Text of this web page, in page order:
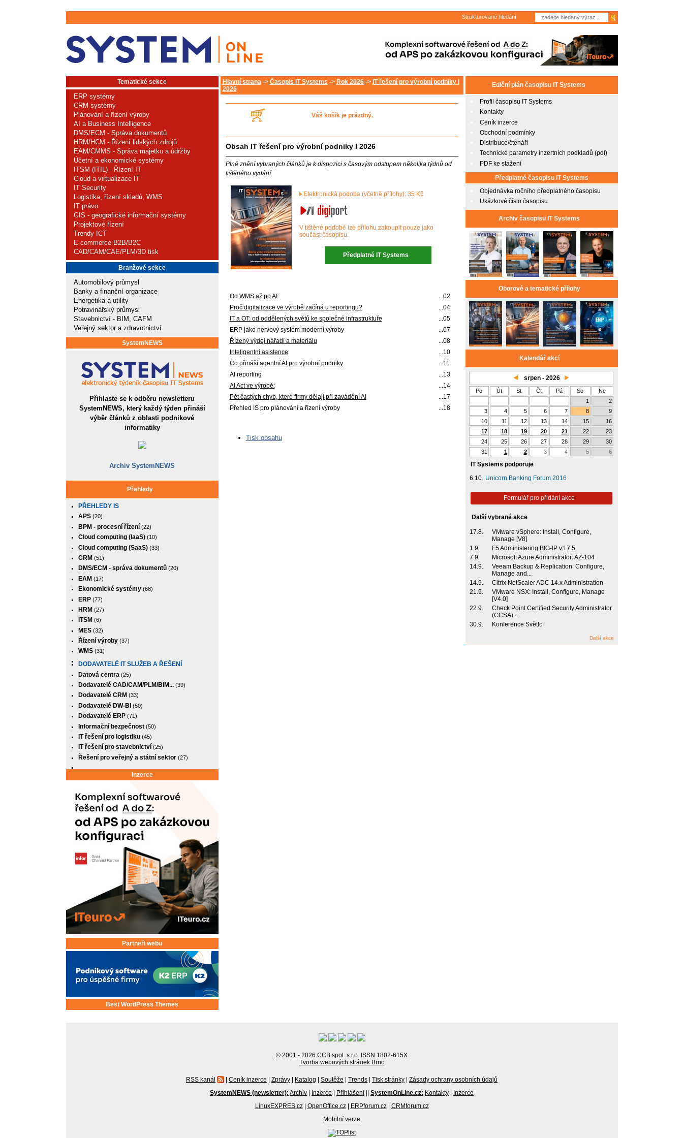
Strukturované hledání
Tematické sekce
ERP systémy
CRM systémy
Plánování a řízení výroby
AI a Business Intelligence
DMS/ECM - Správa dokumentů
HRM/HCM - Řízení lidských zdrojů
EAM/CMMS - Správa majetku a údržby
Účetní a ekonomické systémy
ITSM (ITIL) - Řízení IT
Cloud a virtualizace IT
IT Security
Logistika, řízení skladů, WMS
IT právo
GIS - geografické informační systémy
Projektové řízení
Trendy ICT
E-commerce B2B/B2C
CAD/CAM/CAE/PLM/3D tisk
Branžové sekce
Automobilový průmysl
Banky a finanční organizace
Energetika a utility
Potravinářský průmysl
Stavebnictví - BIM, CAFM
Veřejný sektor a zdravotnictví
SystemNEWS
Přihlaste se k odběru newsletteru
SystemNEWS, který každý týden přináší
výběr článků z oblasti podnikové
informatiky
Archiv SystemNEWS
Přehledy
PŘEHLEDY IS
APS(20)
BPM - procesní řízení(22)
Cloud computing (IaaS)(10)
Cloud computing (SaaS)(33)
CRM (51)
DMS/ECM - správa dokumentů(20)
EAM (17)
Ekonomické systémy(68)
ERP(77)
HRM (27)
ITSM (6)
MES(32)
Řízení výroby(37)
WMS(31)
DODAVATELÉ IT SLUŽEB A ŘEŠENÍ
Datová centra (25)
Dodavatelé CAD/CAM/PLM/BIM...(39)
Dodavatelé CRM (33)
Dodavatelé DW-BI (50)
Dodavatelé ERP(71)
Informační bezpečnost(50)
IT řešení pro logistiku(45)
IT řešení pro stavebnictví(25)
Řešení pro veřejný a státní sektor(27)
Inzerce
Partneři webu
Best WordPress Themes
Hlavní strana-> Časopis IT Systems -> Rok 2026-> IT řešení pro výrobní podniky I
2026
Váš košík je prázdný.
Obsah IT řešení pro výrobní podniky I 2026
Plné znění vybraných článků je k dispozici s časovým odstupem několika týdnů od
tištěného vydání.
Elektronická podoba (včetně přílohy): 35 Kč
V tištěné podobě lze přílohu zakoupit pouze jako
součást časopisu.
Předplatné IT Systems
Od WMS až po AI:
...02
Proč digitalizace ve výrobě začíná u reportingu?
...04
IT a OT: od oddělených světů ke společné infrastruktuře
...05
ERP jako nervový systém moderní výroby
...07
Řízený výdej nářadí a materiálu
...08
Inteligentní asistence
...10
Co přináší agentní AI pro výrobní podniky
...11
AI reporting
...13
AI Act ve výrobě:
...14
Pět častých chyb, které firmy dělají při zavádění AI
...17
Přehled IS pro plánování a řízení výroby
...18
Tisk obsahu
Ediční plán časopisu IT Systems
Profil časopisu IT Systems
Kontakty
Ceník inzerce
Obchodní podmínky
Distribuce/čtenáři
Technické parametry inzertních podkladů (pdf)
PDF ke stažení
Předplatné časopisu IT Systems
Objednávka ročního předplatného časopisu
Ukázkové číslo časopisu
Archiv časopisu IT Systems
Oborové a tematické přílohy
Kalendář akcí
srpen - 2026
Po Út St Čt Pá So
Ne
1
2
3
4 5 6 7 8
9
10
11 12 13 14 15
16
17
18 19 20 21 22
23
24
25 26 27 28 29
30
31
1 2 3 4 5 6
IT Systems podporuje
6.10. Unicorn Banking Forum 2016
Formulář pro přidání akce
Další vybrané akce
17.8.
VMware vSphere: Install, Configure,
Manage [V8]
1.9.
F5 Administering BIG-IP v.17.5
7.9.
Microsoft Azure Administrator: AZ-104
14.9.
Veeam Backup & Replication: Configure,
Manage and...
14.9.
Citrix NetScaler ADC 14.x Administration
21.9.
VMware NSX: Install, Configure, Manage
[V4.0]
22.9.
Check Point Certified Security Administrator
(CCSA)...
30.9.
Konference Světlo
Další akce
© 2001 - 2026 CCB spol. s r.o. ISSN 1802-615X
Tvorba webových stránek Brno
RSS kanál | Ceník inzerce | Zprávy | Katalog | Soutěže | Trends | Tisk stránky | Zásady ochrany osobních údajů
SystemNEWS (newsletter): Archiv | Inzerce | Přihlášení || SystemOnLine.cz: Kontakty | Inzerce
LinuxEXPRES.cz | OpenOffice.cz | ERPforum.cz | CRMforum.cz
Mobilní verze